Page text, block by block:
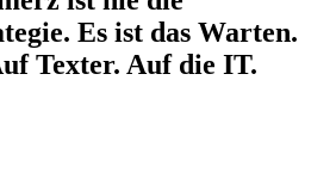
Es ist das Warten.
Texter. Auf die IT.